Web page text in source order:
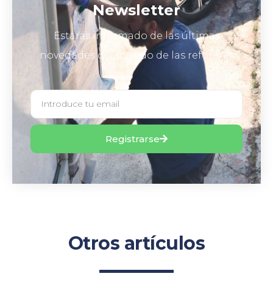
Newsletter
Estarás informado de las últimas
novedades del mundo de las reformas
Registrarse
Otros artículos